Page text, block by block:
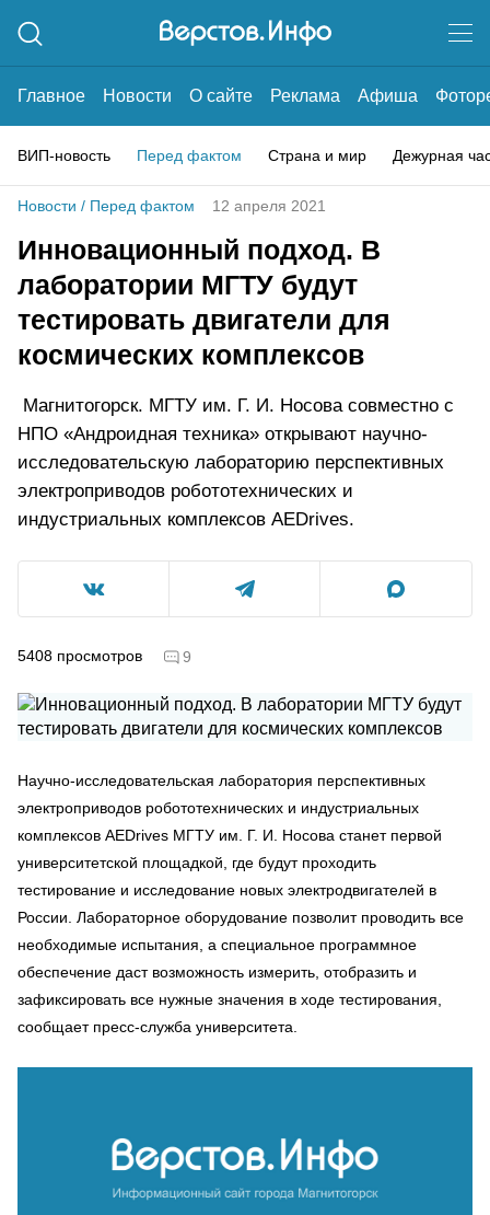
Главное Новости О сайте Реклама Афиша
ВИП-новость Перед фактом Страна и мир Дежурная
Новости / Перед фактом 12 апреля 2021
Инновационный подход. В
лаборатории МГТУ будут
тестировать двигатели для
космических комплексов
Магнитогорск. МГТУ им. Г. И. Носова совместно с
НПО «Андроидная техника» открывают научно-
исследовательскую лабораторию перспективных
электроприводов робототехнических и
индустриальных комплексов AEDrives.
5408 просмотров 9
Научно-исследовательская лаборатория перспективных
электроприводов робототехнических и индустриальных
комплексов AEDrives МГТУ им. Г. И. Носова станет первой
университетской площадкой, где будут проходить
тестирование и исследование новых электродвигателей в
России. Лабораторное оборудование позволит проводить все
необходимые испытания, а специальное программное
обеспечение даст возможность измерить, отобразить и
зафиксировать все нужные значения в ходе тестирования,
сообщает пресс-служба университета.